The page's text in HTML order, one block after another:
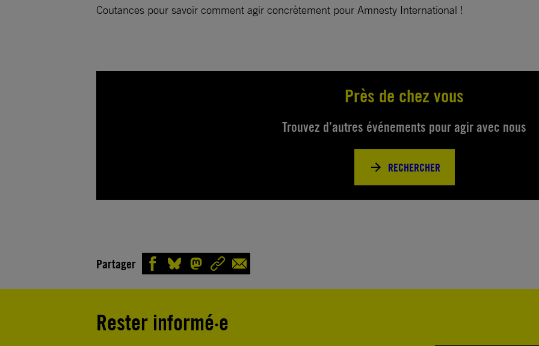
Coutances pour savoir comment agir concrètement pour Amnesty International !
Près de chez vous
Trouvez d’autres événements pour agir avec nous
RECHERCHER
Partager
Rester informé·e